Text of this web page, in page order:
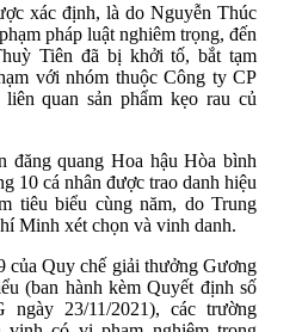
xác định, là do Nguyễn Thúc
pháp luật nghiêm trọng, đến
Tiên đã bị khởi tố, bắt tạm
với nhóm thuộc Công ty CP
quan sản phẩm kẹo rau củ
đăng quang Hoa hậu Hòa bình
10 cá nhân được trao danh hiệu
tiêu biểu cùng năm, do Trung
Minh xét chọn và vinh danh.
của Quy chế giải thưởng Gương
(ban hành kèm Quyết định số
ngày 23/11/2021), các trường